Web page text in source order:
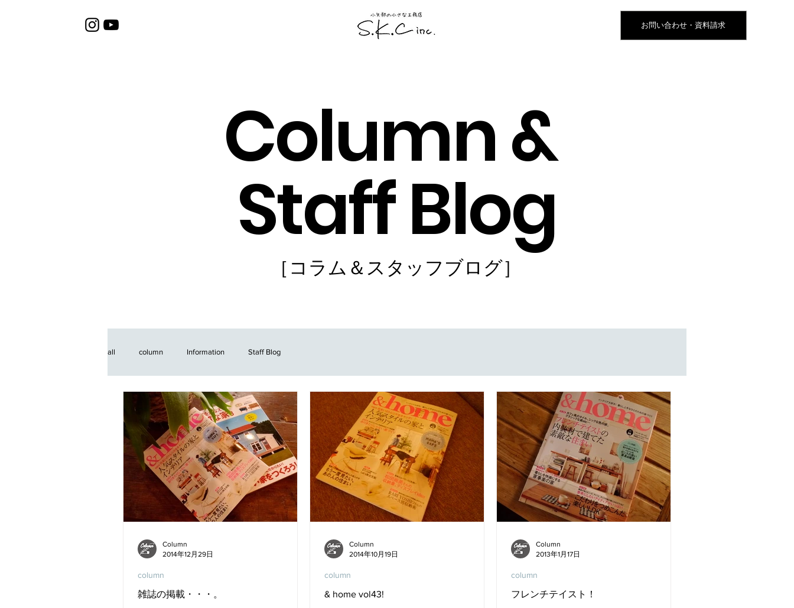
お問い合わせ・資料請求
Column &
Staff Blog
［コラム＆スタッフブログ］
all column Information Staff Blog
雑誌の掲載・・・。
column
Column
2014年12月29日
& home vol43!
column
Column
2014年10月19日
フレンチテイスト！
column
Column
2013年1月17日